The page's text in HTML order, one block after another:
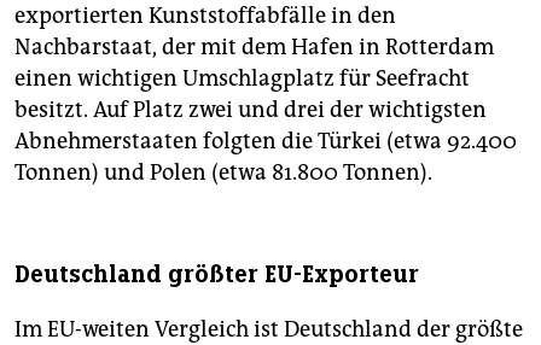
exportierten Kunststoffabfälle in den
Nachbarstaat, der mit dem Hafen in Rotterdam
einen wichtigen Umschlagplatz für Seefracht
besitzt. Auf Platz zwei und drei der wichtigsten
Abnehmerstaaten folgten die Türkei (etwa 92.400
Tonnen) und Polen (etwa 81.800 Tonnen).
Deutschland größter EU-Exporteur
Im EU-weiten Vergleich ist Deutschland der größte